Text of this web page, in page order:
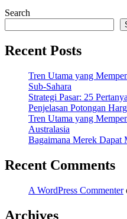
Search
Recent Posts
Tren Utama yang
Sub-Sahara
Strategi Pasar: 25
Penjelasan Potongan
Tren Utama yang
Australasia
Bagaimana Merek Dapat
Recent Comments
A WordPress Commenter
Archives